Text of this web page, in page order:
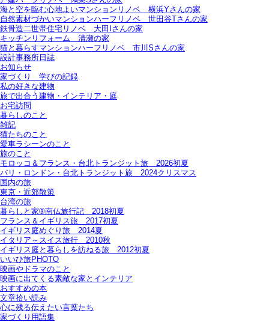
海と空を臨む心地よいマンションリノベ＿横浜Yさんの家
自然素材づかいマンションハーフリノベ＿世田谷Tさんの家
鉄骨造二世帯住宅リノベ＿大田Iさんの家
キッチンリフォーム＿清瀬の家
猫と暮らすマンションハーフリノベ＿市川Sさんの家
設計事務所日誌
お知らせ
家づくり 学びの記録
私の好きな建物
旅で出合う建物・インテリア・庭
お宅訪問
暮らしのこと
雑記
猫たちのこと
愛車ラシーンのこと
旅のこと
モロッコ＆フランス・台北トランジット旅＿2026初夏
パリ・ロンドン・台北トランジット旅＿2024クリスマス
国内の旅
東京・近郊散策
台湾の旅
暮らしと家®南仏旅行記＿2018初夏
フランス＆イギリス旅＿2017初夏
イギリス庭めぐり旅＿2014夏
イタリア～スイス旅行 2010秋
イギリス庭と暮らしを訪ねる旅＿2012初夏
いいひ旅PHOTO
映画やドラマのこと
映画に出てくる素敵な家とインテリア
おすすめの本
文章拾い読み
心に残る伝えたい言葉たち
家づくり用語集